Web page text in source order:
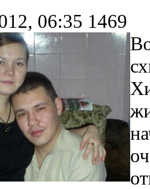
06:35 1469